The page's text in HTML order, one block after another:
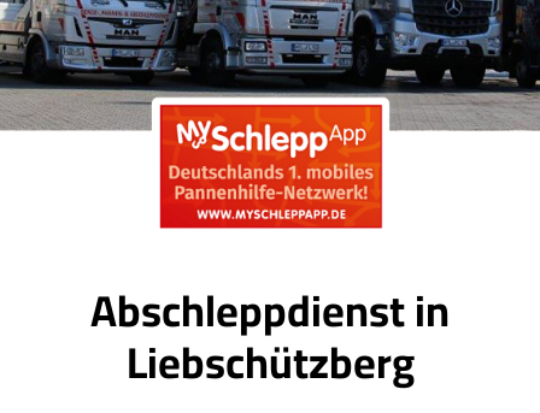
Abschleppdienst in
Liebschützberg